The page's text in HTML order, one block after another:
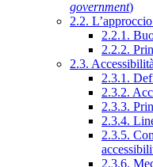
government)
2.2.
2.2.1.
2.2.2.
2.3. Accessibilità
2.3.1.
2.3.2.
2.3.3.
2.3.4.
2.3.5.
2.3.6.